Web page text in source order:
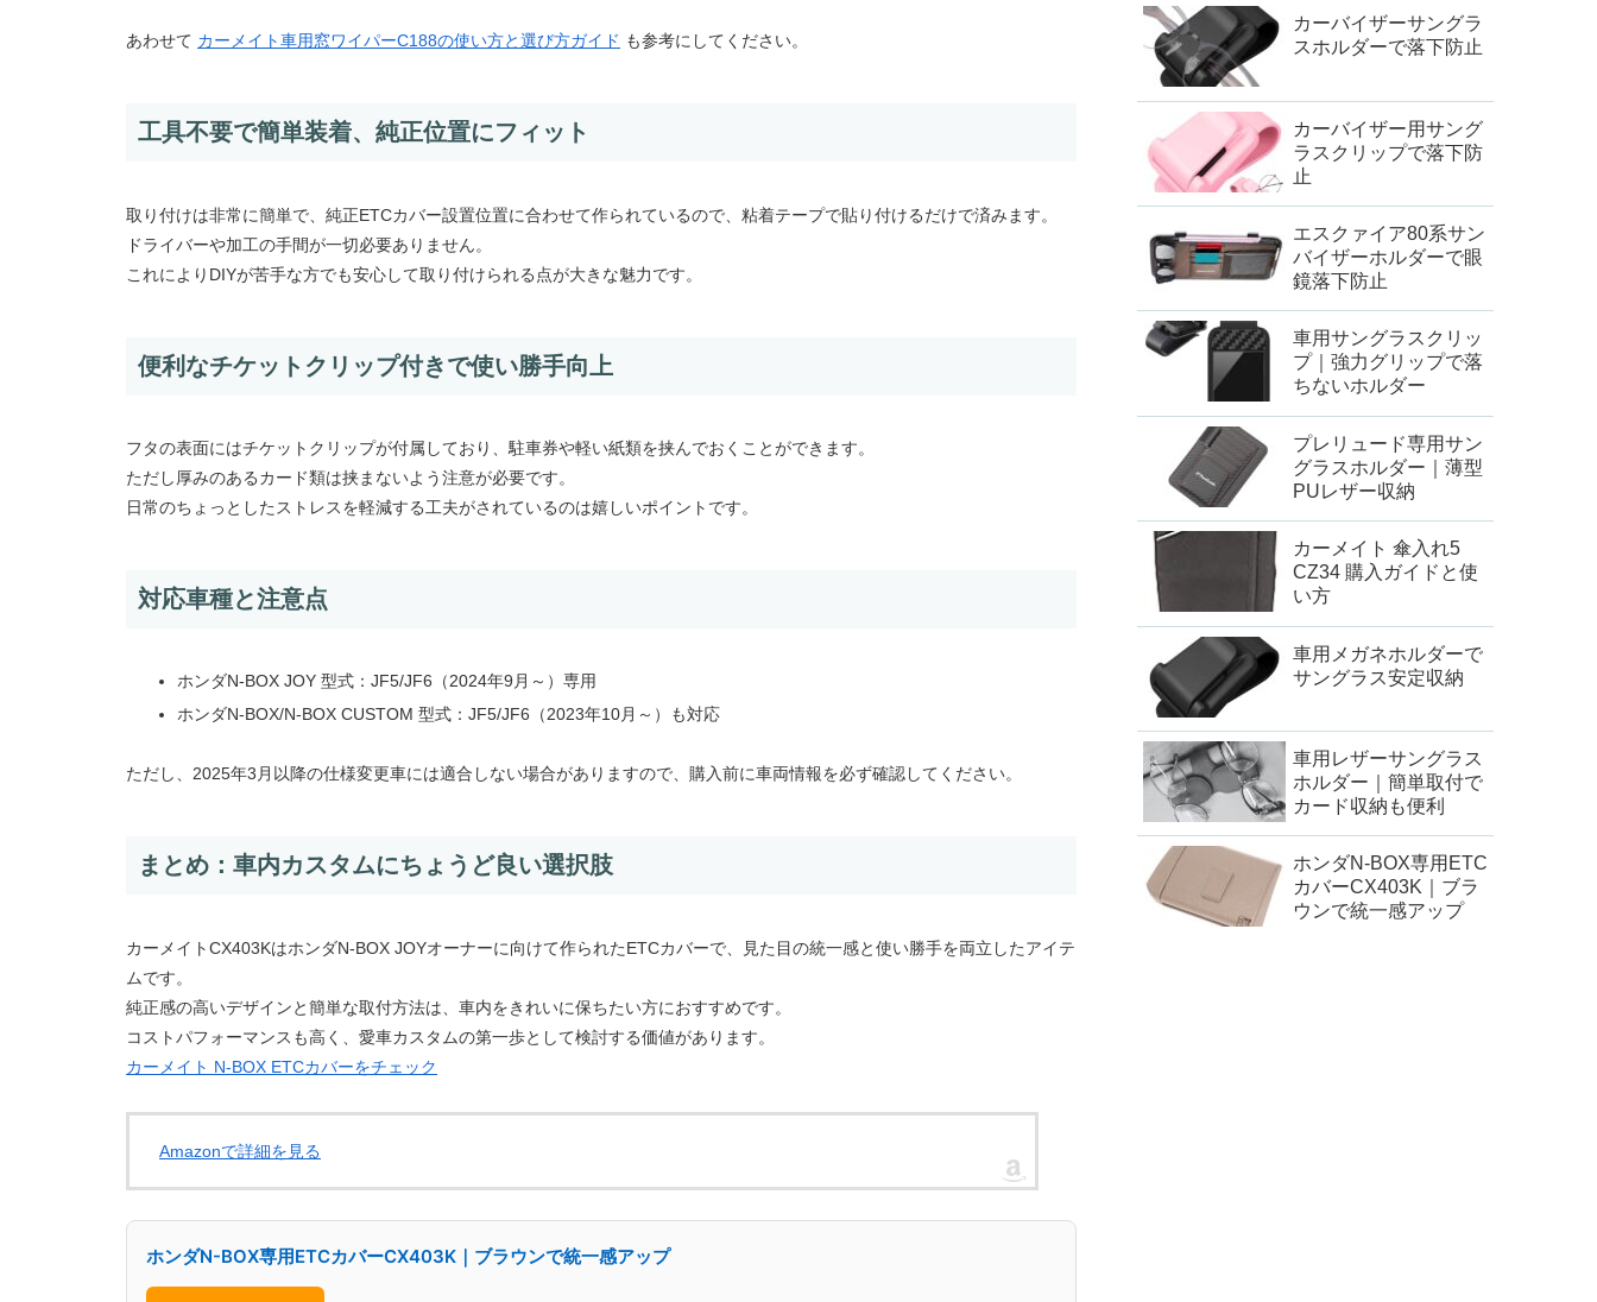
あわせて カーメイト車用窓ワイパーC188の使い方と選び方ガイド も参考にしてください。
工具不要で簡単装着、純正位置にフィット
取り付けは非常に簡単で、純正ETCカバー設置位置に合わせて作られているので、粘着テープで貼り付けるだけで済みます。
ドライバーや加工の手間が一切必要ありません。
これによりDIYが苦手な方でも安心して取り付けられる点が大きな魅力です。
便利なチケットクリップ付きで使い勝手向上
フタの表面にはチケットクリップが付属しており、駐車券や軽い紙類を挟んでおくことができます。
ただし厚みのあるカード類は挟まないよう注意が必要です。
日常のちょっとしたストレスを軽減する工夫がされているのは嬉しいポイントです。
対応車種と注意点
ホンダN-BOX JOY 型式：JF5/JF6（2024年9月～）専用
ホンダN-BOX/N-BOX CUSTOM 型式：JF5/JF6（2023年10月～）も対応
ただし、2025年3月以降の仕様変更車には適合しない場合がありますので、購入前に車両情報を必ず確認してください。
まとめ：車内カスタムにちょうど良い選択肢
カーメイトCX403KはホンダN-BOX JOYオーナーに向けて作られたETCカバーで、見た目の統一感と使い勝手を両立したアイテ
ムです。
純正感の高いデザインと簡単な取付方法は、車内をきれいに保ちたい方におすすめです。
コストパフォーマンスも高く、愛車カスタムの第一歩として検討する価値があります。
カーメイト N-BOX ETCカバーをチェック
Amazonで詳細を見る
ホンダN-BOX専用ETCカバーCX403K｜ブラウンで統一感アップ
カーバイザーサングラ
スホルダーで落下防止
カーバイザー用サング
ラスクリップで落下防
止
エスクァイア80系サン
バイザーホルダーで眼
鏡落下防止
車用サングラスクリッ
プ｜強力グリップで落
ちないホルダー
プレリュード専用サン
グラスホルダー｜薄型
PUレザー収納
カーメイト 傘入れ5
CZ34 購入ガイドと使
い方
車用メガネホルダーで
サングラス安定収納
車用レザーサングラス
ホルダー｜簡単取付で
カード収納も便利
ホンダN-BOX専用ETC
カバーCX403K｜ブラ
ウンで統一感アップ